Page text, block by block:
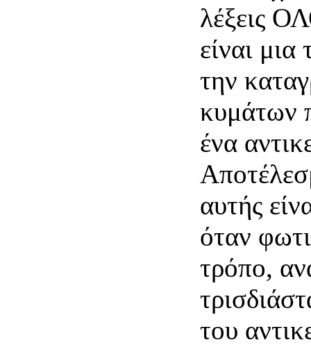
λέξεις
είναι μια
την
κυμάτων
ένα
αυτής
όταν
τρόπο,
του